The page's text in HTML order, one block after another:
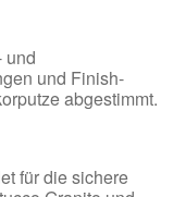
und
und Finish-
abgestimmt.
für die sichere